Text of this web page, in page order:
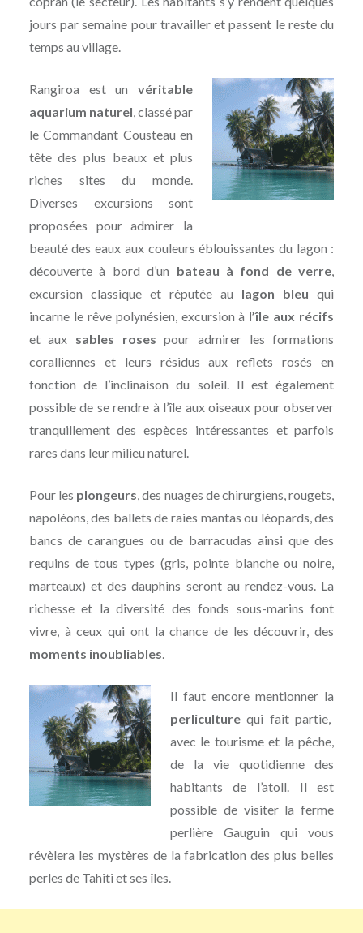
jours par semaine pour travailler et passent le reste du
temps au village.
Rangiroa est unvéritable
aquarium naturel, classé par
le Commandant Cousteau en
tête des plus beaux et plus
riches sites du monde.
Diverses excursions sont
proposées pour admirer la
beauté des eaux aux couleurs éblouissantes du lagon :
découverte à bord d’un bateau à fond de verre,
excursion classique et réputée au lagon bleu qui
incarne le rêve polynésien, excursion à l’île aux récifs
et aux sables roses pour admirer les formations
coralliennes et leurs résidus aux reflets rosés en
fonction de l’inclinaison du soleil. Il est également
possible de se rendre à l’île aux oiseaux pour observer
tranquillement des espèces intéressantes et parfois
rares dans leur milieu naturel.
Pour les plongeurs, des nuages de chirurgiens, rougets,
napoléons, des ballets de raies mantas ou léopards, des
bancs de carangues ou de barracudas ainsi que des
requins de tous types (gris, pointe blanche ou noire,
marteaux) et des dauphins seront au rendez-vous. La
richesse et la diversité des fonds sous-marins font
vivre, à ceux qui ont la chance de les découvrir, des
moments inoubliables.
Il faut encore mentionner la
perliculturequi fait partie,
avec le tourisme et la pêche,
de la vie quotidienne des
habitants de l’atoll. Il est
possible de visiter la ferme
perlière Gauguin qui vous
révèlera les mystères de la fabrication des plus belles
perles de Tahiti et ses îles.